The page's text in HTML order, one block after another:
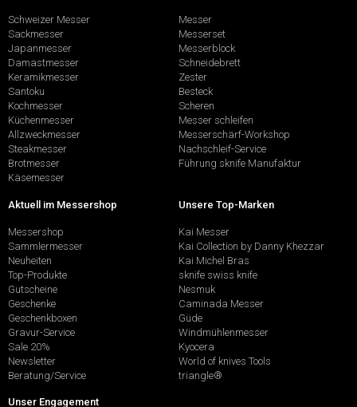
Schweizer Messer
Sackmesser
Japanmesser
Damastmesser
Keramikmesser
Santoku
Kochmesser
Küchenmesser
Allzweckmesser
Steakmesser
Brotmesser
Käsemesser
Messer
Messerset
Messerblock
Schneidebrett
Zester
Besteck
Scheren
Messer schleifen
Messerschärf-Workshop
Nachschleif-Service
Führung sknife Manufaktur
Aktuell im Messershop
Messershop
Sammlermesser
Neuheiten
Top-Produkte
Gutscheine
Geschenke
Geschenkboxen
Gravur-Service
Sale 20%
Newsletter
Beratung/Service
Unsere Top-Marken
Kai Messer
Kai Collection by Danny Khezzar
Kai Michel Bras
sknife swiss knife
Nesmuk
Caminada Messer
Güde
Windmühlenmesser
Kyocera
World of knives Tools
triangle®
Unser Engagement